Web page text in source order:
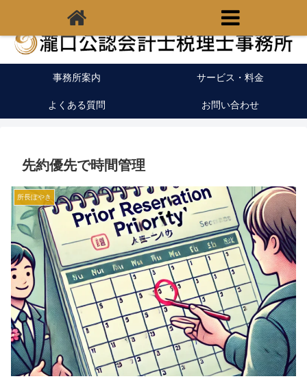
福岡県宗像市の税理士｜開業支援｜クラウド会計
事務所案内 サービス・料金
よくある質問 お問い合わせ
先約優先で時間管理
所長ぼやき